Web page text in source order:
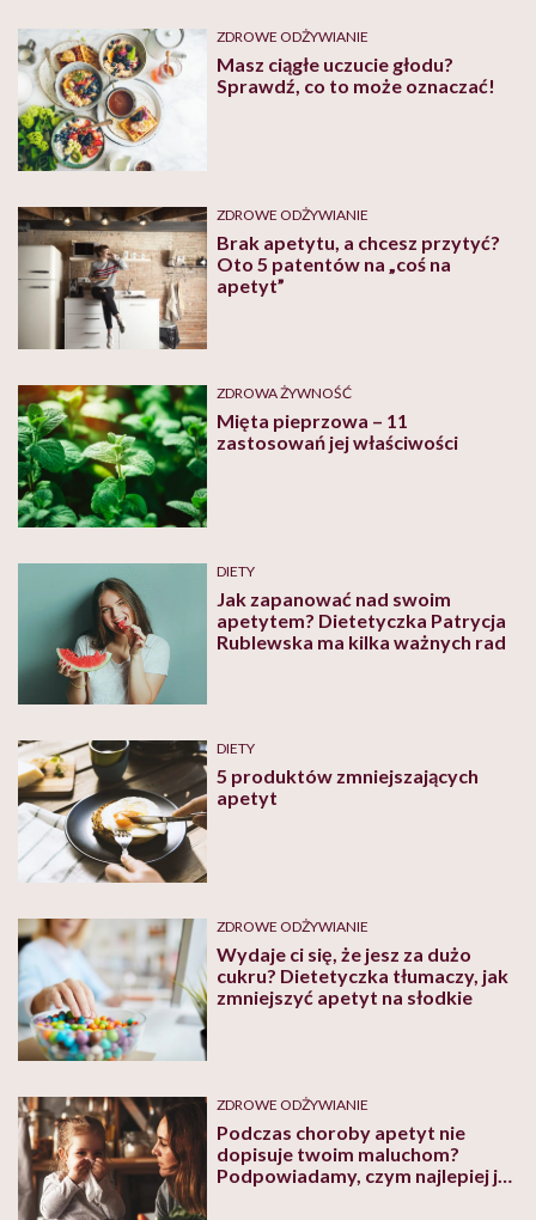
ZDROWE ODŻYWIANIE
Masz ciągłe uczucie głodu?
Sprawdź, co to może oznaczać!
ZDROWE ODŻYWIANIE
Brak apetytu, a chcesz przytyć?
Oto 5 patentów na „coś na
apetyt”
ZDROWA ŻYWNOŚĆ
Mięta pieprzowa – 11
zastosowań jej właściwości
DIETY
Jak zapanować nad swoim
apetytem? Dietetyczka Patrycja
Rublewska ma kilka ważnych rad
DIETY
5 produktów zmniejszających
apetyt
ZDROWE ODŻYWIANIE
Wydaje ci się, że jesz za dużo
cukru? Dietetyczka tłumaczy, jak
zmniejszyć apetyt na słodkie
ZDROWE ODŻYWIANIE
Podczas choroby apetyt nie
dopisuje twoim maluchom?
Podpowiadamy, czym najlepiej je